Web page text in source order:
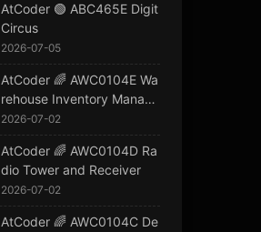
AtCoder 🟢 ABC465E Digit
Circus
2026-07-05
AtCoder 🌈 AWC0104E Wa
rehouse Inventory Manage
ment
2026-07-02
AtCoder 🌈 AWC0104D Ra
dio Tower and Receiver
2026-07-02
AtCoder 🌈 AWC0104C De